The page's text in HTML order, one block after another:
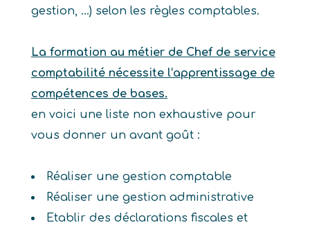
gestion, …) selon les règles comptables.
La formation au métier de Chef de service
comptabilité nécessite l’apprentissage de
compétences de bases.
en voici une liste non exhaustive pour
vous donner un avant goût :
Réaliser une gestion comptable
Réaliser une gestion administrative
Etablir des déclarations fiscales et